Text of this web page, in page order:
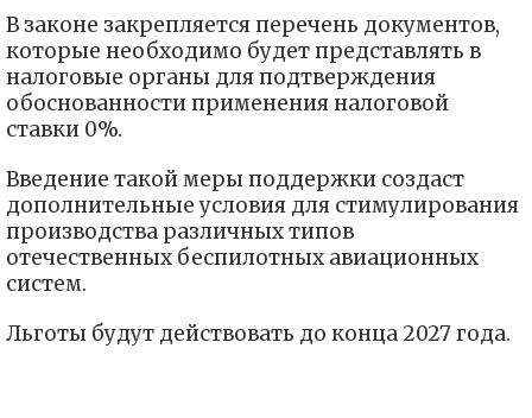
В законе закрепляется перечень документов,
которые необходимо будет представлять в
налоговые органы для подтверждения
обоснованности применения налоговой
ставки 0%.
Введение такой меры поддержки создаст
дополнительные условия для стимулирования
производства различных типов
отечественных беспилотных авиационных
систем.
Льготы будут действовать до конца 2027 года.